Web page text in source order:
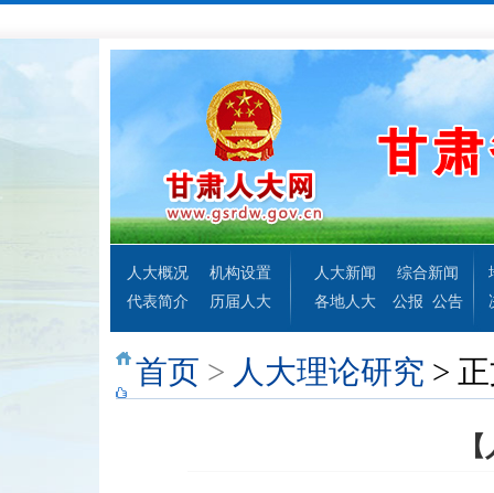
人大概况
机构设置
代表简介
历届人大
人大新闻
综合新闻
各地人大
公报 公告
首页 > 人大理论研究 >